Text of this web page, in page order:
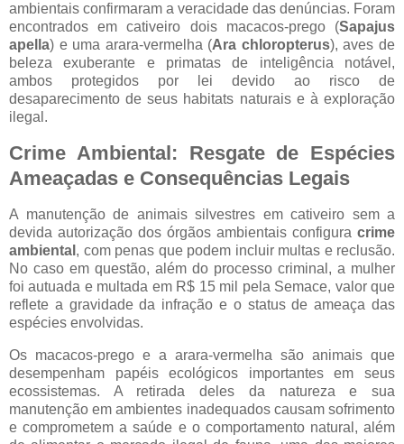
ambientais confirmaram a veracidade das denúncias. Foram
encontrados em cativeiro dois macacos-prego (Sapajus
apella) e uma arara-vermelha (Ara chloropterus), aves de
beleza exuberante e primatas de inteligência notável,
ambos protegidos por lei devido ao risco de
desaparecimento de seus habitats naturais e à exploração
ilegal.
Crime Ambiental: Resgate de Espécies
Ameaçadas e Consequências Legais
A manutenção de animais silvestres em cativeiro sem a
devida autorização dos órgãos ambientais configura crime
ambiental , com penas que podem incluir multas e reclusão.
No caso em questão, além do processo criminal, a mulher
foi autuada e multada em R$ 15 mil pela Semace, valor que
reflete a gravidade da infração e o status de ameaça das
espécies envolvidas.
Os macacos-prego e a arara-vermelha são animais que
desempenham papéis ecológicos importantes em seus
ecossistemas. A retirada deles da natureza e sua
manutenção em ambientes inadequados causam sofrimento
e comprometem a saúde e o comportamento natural, além